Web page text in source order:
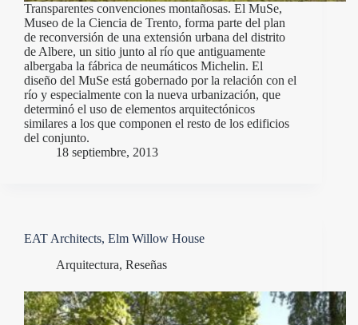
Transparentes convenciones montañosas. El MuSe,
Museo de la Ciencia de Trento, forma parte del plan
de reconversión de una extensión urbana del distrito
de Albere, un sitio junto al río que antiguamente
albergaba la fábrica de neumáticos Michelin. El
diseño del MuSe está gobernado por la relación con el
río y especialmente con la nueva urbanización, que
determinó el uso de elementos arquitectónicos
similares a los que componen el resto de los edificios
del conjunto.
18 septiembre, 2013
EAT Architects, Elm Willow House
Arquitectura, Reseñas